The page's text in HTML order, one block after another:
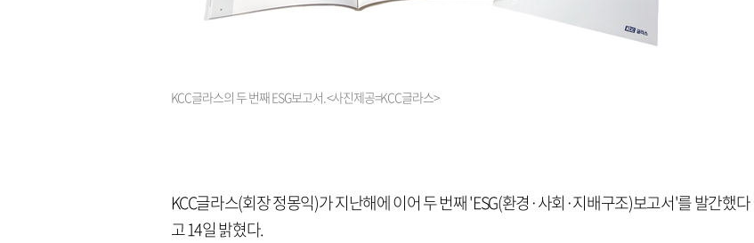
KCC글라스의 두 번째 ESG보고서. <사진제공=KCC글라스>
KCC글라스(회장 정몽익)가 지난해에 이어 두 번째 'ESG(환경·사회·지배구조)보고서'를 발간했다
고 14일 밝혔다.